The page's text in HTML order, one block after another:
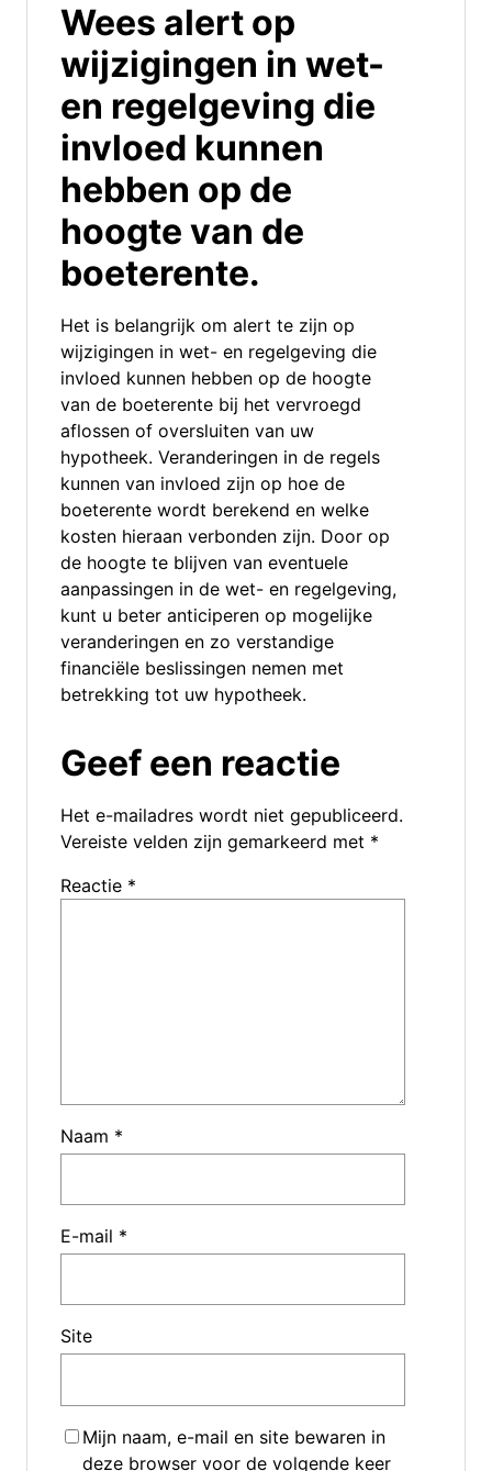
Wees alert op
wijzigingen in wet-
en regelgeving die
invloed kunnen
hebben op de
hoogte van de
boeterente.
Het is belangrijk om alert te zijn op
wijzigingen in wet- en regelgeving die
invloed kunnen hebben op de hoogte
van de boeterente bij het vervroegd
aflossen of oversluiten van uw
hypotheek. Veranderingen in de regels
kunnen van invloed zijn op hoe de
boeterente wordt berekend en welke
kosten hieraan verbonden zijn. Door op
de hoogte te blijven van eventuele
aanpassingen in de wet- en regelgeving,
kunt u beter anticiperen op mogelijke
veranderingen en zo verstandige
financiële beslissingen nemen met
betrekking tot uw hypotheek.
Geef een reactie
Het e-mailadres wordt niet gepubliceerd.
Vereiste velden zijn gemarkeerd met *
Reactie *
Naam *
E-mail *
Site
Mijn naam, e-mail en site bewaren in
deze browser voor de volgende keer